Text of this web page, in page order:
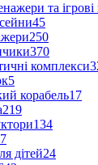
та
45
250
370
комплекси
5
корабель17
219
134
дітей24